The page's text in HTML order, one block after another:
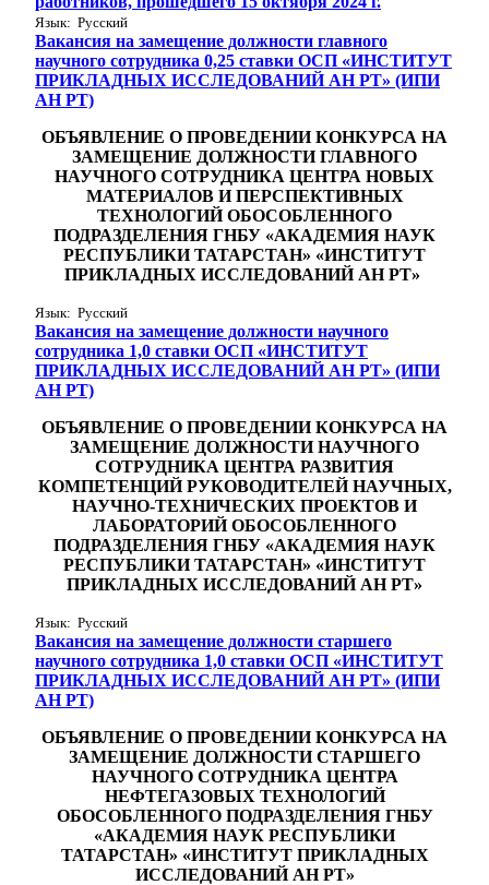
Язык: Русский
Вакансия на замещение должности главного
научного сотрудника 0,25 ставки ОСП «ИНСТИТУТ
ПРИКЛАДНЫХ ИССЛЕДОВАНИЙ АН РТ» (ИПИ
АН РТ)
ОБЪЯВЛЕНИЕ О ПРОВЕДЕНИИ КОНКУРСА НА
ЗАМЕЩЕНИЕ ДОЛЖНОСТИ ГЛАВНОГО
НАУЧНОГО СОТРУДНИКА ЦЕНТРА НОВЫХ
МАТЕРИАЛОВ И ПЕРСПЕКТИВНЫХ
ТЕХНОЛОГИЙ ОБОСОБЛЕННОГО
ПОДРАЗДЕЛЕНИЯ ГНБУ «АКАДЕМИЯ НАУК
РЕСПУБЛИКИ ТАТАРСТАН» «ИНСТИТУТ
ПРИКЛАДНЫХ ИССЛЕДОВАНИЙ АН РТ»
Язык: Русский
Вакансия на замещение должности научного
сотрудника 1,0 ставки ОСП «ИНСТИТУТ
ПРИКЛАДНЫХ ИССЛЕДОВАНИЙ АН РТ» (ИПИ
АН РТ)
ОБЪЯВЛЕНИЕ О ПРОВЕДЕНИИ КОНКУРСА НА
ЗАМЕЩЕНИЕ ДОЛЖНОСТИНАУЧНОГО
СОТРУДНИКА ЦЕНТРА РАЗВИТИЯ
КОМПЕТЕНЦИЙ РУКОВОДИТЕЛЕЙ НАУЧНЫХ,
НАУЧНО-ТЕХНИЧЕСКИХ ПРОЕКТОВ И
ЛАБОРАТОРИЙОБОСОБЛЕННОГО
ПОДРАЗДЕЛЕНИЯ ГНБУ «АКАДЕМИЯ НАУК
РЕСПУБЛИКИ ТАТАРСТАН» «ИНСТИТУТ
ПРИКЛАДНЫХ ИССЛЕДОВАНИЙ АН РТ»
Язык: Русский
Вакансия на замещение должности старшего
научного сотрудника 1,0 ставки ОСП «ИНСТИТУТ
ПРИКЛАДНЫХ ИССЛЕДОВАНИЙ АН РТ» (ИПИ
АН РТ)
ОБЪЯВЛЕНИЕ О ПРОВЕДЕНИИ КОНКУРСА НА
ЗАМЕЩЕНИЕ ДОЛЖНОСТИ СТАРШЕГО
НАУЧНОГО СОТРУДНИКА ЦЕНТРА
НЕФТЕГАЗОВЫХ ТЕХНОЛОГИЙ
ОБОСОБЛЕННОГО ПОДРАЗДЕЛЕНИЯ ГНБУ
«АКАДЕМИЯ НАУК РЕСПУБЛИКИ
ТАТАРСТАН» «ИНСТИТУТ ПРИКЛАДНЫХ
ИССЛЕДОВАНИЙ АН РТ»